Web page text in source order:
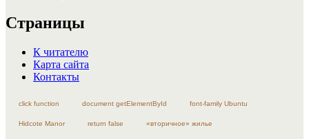
Страницы
К читателю
Карта сайта
Контакты
click function document getElementById font-family Ubuntu
Hidcote Manor return false «вторичное» жилье